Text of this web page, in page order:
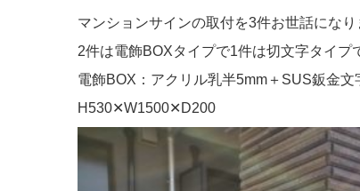
日:
マンションサインの取付を3件お世話になり
2件は電飾BOXタイプで1件は切文字タイプ
電飾BOX：アクリル乳半5mm＋SUS鈑金
H530✕W1500✕D200